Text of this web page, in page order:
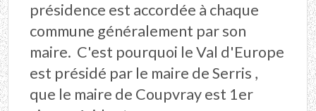
présidence est accordée à chaque
commune généralement par son
maire. C'est pourquoi le Val d'Europe
est présidé par le maire de Serris ,
que le maire de Coupvray est 1er